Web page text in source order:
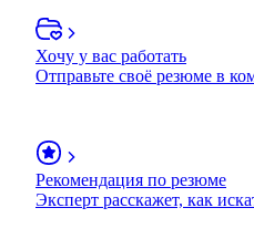
Хочу у вас работать
Отправьте своё резюме в
Рекомендация по резюме
Эксперт расскажет, как